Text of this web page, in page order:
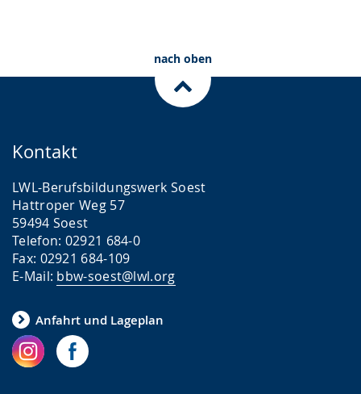
nach oben
Kontakt
LWL-Berufsbildungswerk Soest
Hattroper Weg 57
59494 Soest
Telefon: 02921 684-0
Fax: 02921 684-109
E-Mail: bbw-soest@lwl.org
Anfahrt und Lageplan